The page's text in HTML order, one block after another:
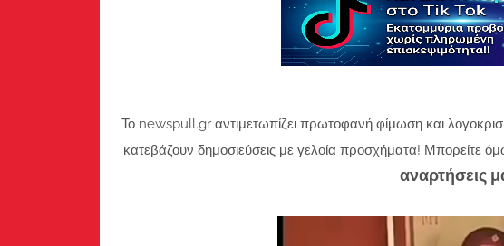
Το newspull.gr αντιμετωπίζει πρωτοφανή φίμωση και
κατεβάζουν δημοσιεύσεις με γελοία προσχήματα! Μπορείτε
αναρτήσεις